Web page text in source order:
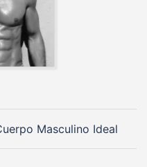
Masculino Ideal